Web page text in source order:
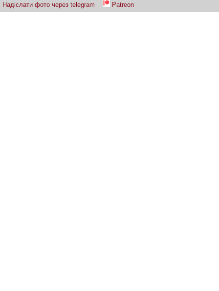
Надіслати фото через telegram
Patreon